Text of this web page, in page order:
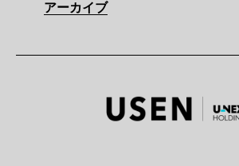
アーカイブ